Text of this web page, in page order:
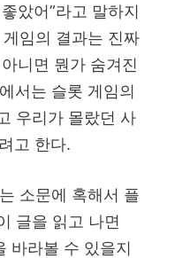
았어”라고 말하지
임의 결과는 진짜
니면 뭔가 숨겨진
서는 슬롯 게임의
우리가 몰랐던 사
고 한다.
소문에 혹해서 플
글을 읽고 나면
바라볼 수 있을지